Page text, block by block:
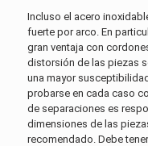
Incluso el acero
fuerte por arco. En
gran ventaja con
distorsión de las piezas
una mayor
probarse en cada caso
de separaciones es
dimensiones de las
recomendado. Debe